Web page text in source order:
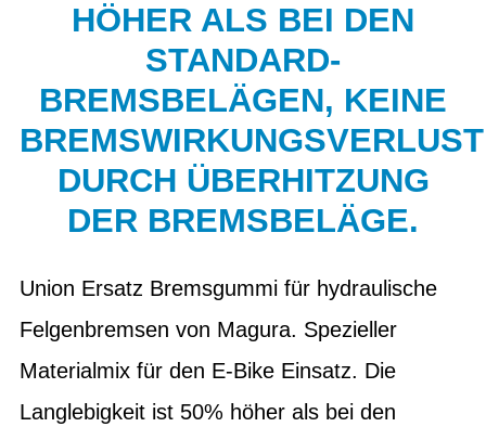
HÖHER ALS BEI DEN
STANDARD-
BREMSBELÄGEN, KEINE
DURCH ÜBERHITZUNG
DER BREMSBELÄGE.
Union Ersatz Bremsgummi für hydraulische
Felgenbremsen von Magura. Spezieller
Materialmix für den E-Bike Einsatz. Die
Langlebigkeit ist 50% höher als bei den